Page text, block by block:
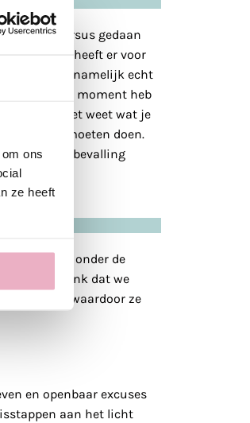
ons
ze heeft
een cursus gedaan
hoogte. Dit heeft er voor
Ik zou namelijk echt
die ik op dit moment heb
als je niet weet wat je
keuzes moeten doen.
over mijn bevalling
het licht onder de
Maar ik denk dat we
in keuzes waardoor ze
en openbaar excuses
aan het licht